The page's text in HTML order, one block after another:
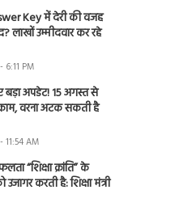
Key में देरी की वजह
लाखों उम्मीदवार कर रहे
6:11 PM
बड़ा अपडेट! 15 अगस्त से
वरना अटक सकती है
11:54 AM
“शिक्षा क्रांति” के
उजागर करती है: शिक्षा मंत्री